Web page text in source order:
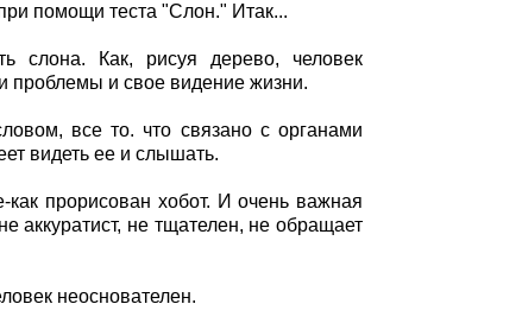
помощи теста "Слон." Итак...
слона. Как, рисуя дерево, человек
проблемы и свое видение жизни.
все то. что связано с органами
видеть ее и слышать.
прорисован хобот. И очень важная
аккуратист, не тщателен, не обращает
неоснователен.